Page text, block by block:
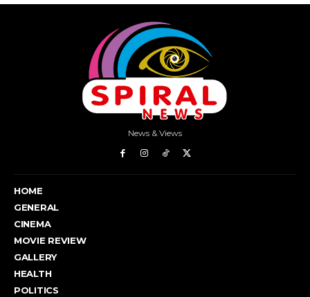
News & Views
HOME
GENERAL
CINEMA
MOVIE REVIEW
GALLERY
HEALTH
POLITICS